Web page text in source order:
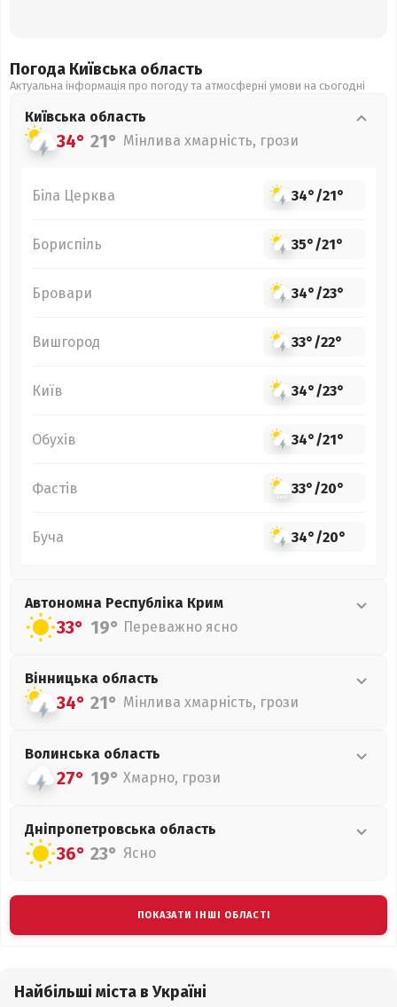
Погода Київська область
Актуальна інформація про погоду та атмосферні умови на сьогодні
Київська область
34° 21° Мінлива хмарність, грози
Біла Церква 34°/21°
Бориспіль 35°/21°
Бровари 34°/23°
Вишгород 33°/22°
Київ 34°/23°
Обухів 34°/21°
Фастів 33°/20°
Буча 34°/20°
Автономна Республіка Крим
33° 19° Переважно ясно
Вінницька область
34° 21° Мінлива хмарність, грози
Волинська область
27° 19° Хмарно, грози
Дніпропетровська область
36° 23° Ясно
ПОКАЗАТИ ІНШІ ОБЛАСТІ
Найбільші міста в Україні